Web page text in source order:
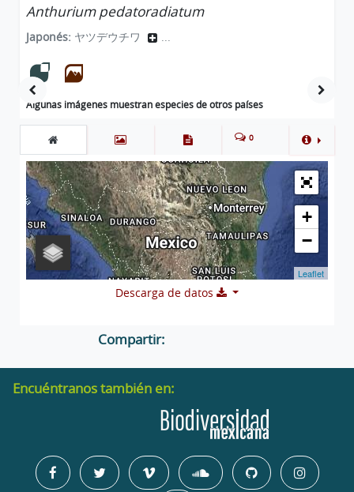
Anthurium pedatoradiatum
Japonés: ヤツデウチワ ...
Algunas imágenes muestran especies de otros países
0
+
−
Leaflet
Descarga de datos
Compartir:
Encuéntranos también en: